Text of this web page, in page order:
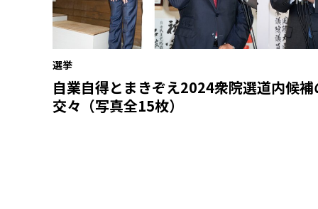
選挙
自業自得とまきぞえ――2024衆院選道内候
交々（写真全15枚）